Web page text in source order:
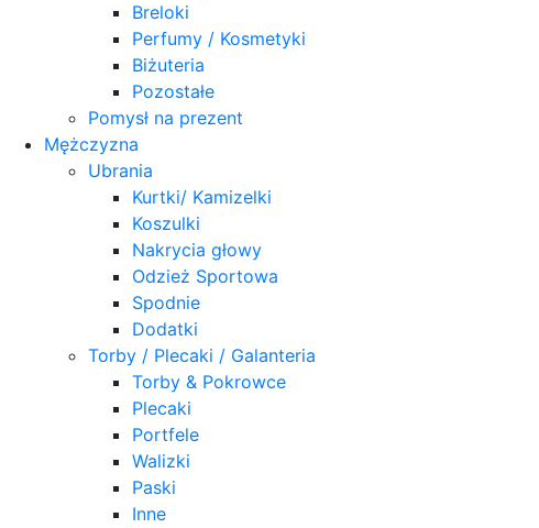
Breloki
Perfumy / Kosmetyki
Biżuteria
Pozostałe
Pomysł na prezent
Mężczyzna
Ubrania
Kurtki/ Kamizelki
Koszulki
Nakrycia głowy
Odzież Sportowa
Spodnie
Dodatki
Torby / Plecaki / Galanteria
Torby & Pokrowce
Plecaki
Portfele
Walizki
Paski
Inne